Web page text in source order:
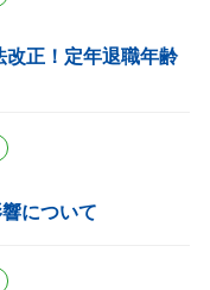
改正！定年退職年齢
について